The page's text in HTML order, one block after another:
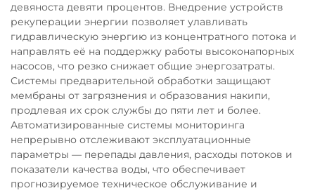
девяноста девяти процентов. Внедрение устройств
рекуперации энергии позволяет улавливать
гидравлическую энергию из концентратного потока и
направлять её на поддержку работы высоконапорных
насосов, что резко снижает общие энергозатраты.
Системы предварительной обработки защищают
мембраны от загрязнения и образования накипи,
продлевая их срок службы до пяти лет и более.
Автоматизированные системы мониторинга
непрерывно отслеживают эксплуатационные
параметры — перепады давления, расходы потоков и
показатели качества воды, что обеспечивает
прогнозируемое техническое обслуживание и